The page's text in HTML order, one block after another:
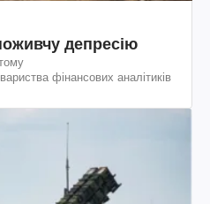
депресію
фінансових аналітиків